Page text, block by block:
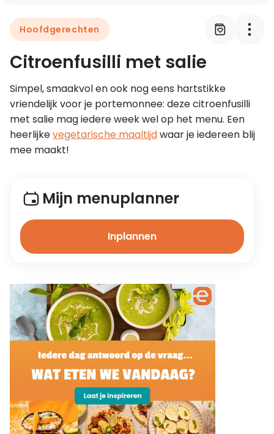
Leer koken als een chef
Kooktips & blogs
Hoofdgerechten
Citroenfusilli met salie
Simpel, smaakvol en ook nog eens hartstikke
vriendelijk voor je portemonnee: deze citroenfusilli
met salie mag iedere week wel op het menu. Een
heerlijke vegetarische maaltijd waar je iedereen blij
mee maakt!
Mijn menuplanner
Inplannen